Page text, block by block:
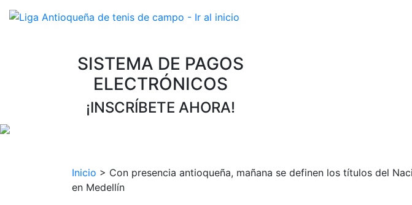
SISTEMA DE PAGOS
ELECTRÓNICOS
¡INSCRÍBETE AHORA!
Inicio > Con presencia antioqueña, mañana se definen los títulos del
en Medellín